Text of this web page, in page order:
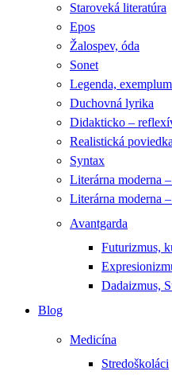
Staroveká literatúra
Epos
Žalospev, óda
Sonet
Legenda, exemplum
Duchovná lyrika
Didakticko –
Realistická poviedka
Syntax
Literárna moderna
Literárna moderna
Avantgarda
Futurizmus,
Dadaizmus,
Blog
Medicína
Stredoškoláci